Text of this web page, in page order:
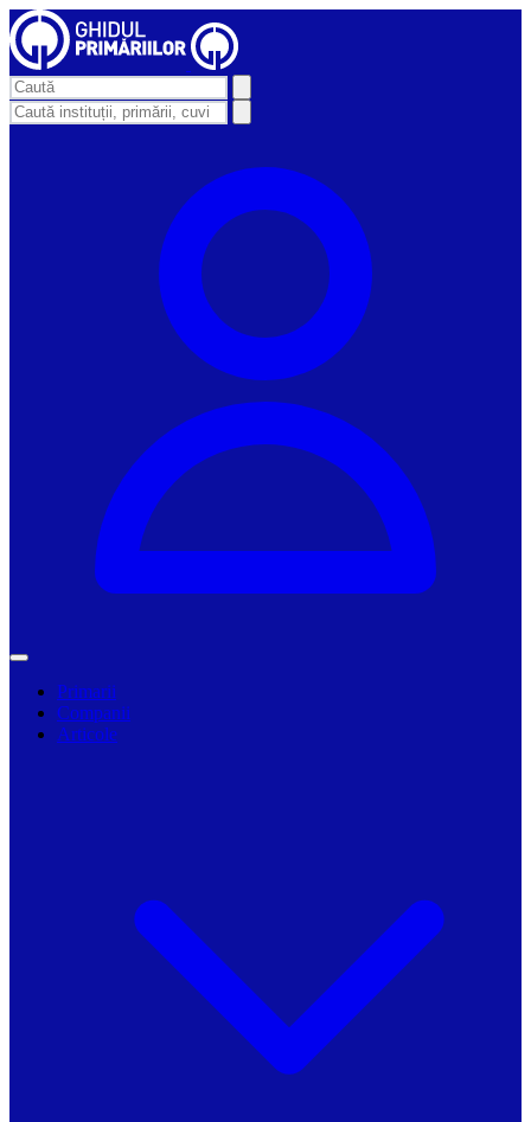
Primarii
Companii
Articole